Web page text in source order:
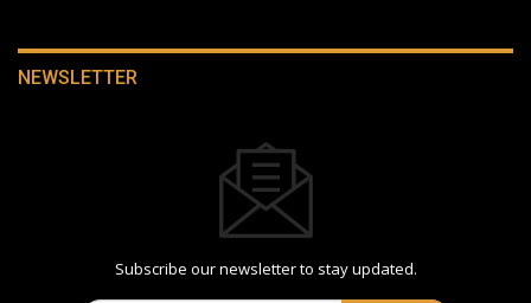
NEWSLETTER
Subscribe our newsletter to stay updated.